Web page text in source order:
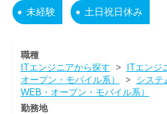
未経験 土日祝日休み
職種
ITエンジニアから探す > ITエンジ
オープン・モバイル系）
> システ
WEB・オープン・モバイル系）
勤務地